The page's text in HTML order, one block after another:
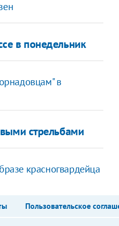
в понедельник
в
стрельбами
красногвардейца
Пользовательское